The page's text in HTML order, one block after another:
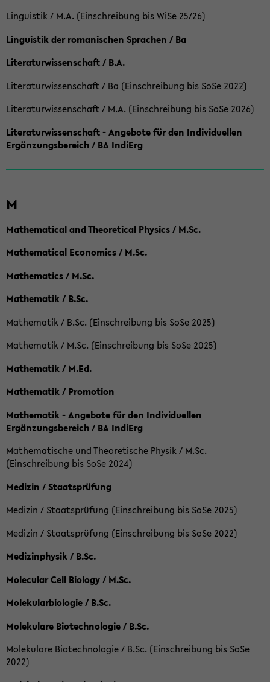
Linguistik / M.A. (Einschreibung bis WiSe 25/26)
Linguistik der romanischen Sprachen / Ba
Literaturwissenschaft / B.A.
Literaturwissenschaft / Ba (Einschreibung bis SoSe 2022)
Literaturwissenschaft / M.A. (Einschreibung bis SoSe 2026)
Literaturwissenschaft - Angebote für den Individuellen
Ergänzungsbereich / BA IndiErg
M
Mathematical and Theoretical Physics / M.Sc.
Mathematical Economics / M.Sc.
Mathematics / M.Sc.
Mathematik / B.Sc.
Mathematik / B.Sc. (Einschreibung bis SoSe 2025)
Mathematik / M.Sc. (Einschreibung bis SoSe 2025)
Mathematik / M.Ed.
Mathematik / Promotion
Mathematik - Angebote für den Individuellen
Ergänzungsbereich / BA IndiErg
Mathematische und Theoretische Physik / M.Sc.
(Einschreibung bis SoSe 2024)
Medizin / Staatsprüfung
Medizin / Staatsprüfung (Einschreibung bis SoSe 2025)
Medizin / Staatsprüfung (Einschreibung bis SoSe 2022)
Medizinphysik / B.Sc.
Molecular Cell Biology / M.Sc.
Molekularbiologie / B.Sc.
Molekulare Biotechnologie / B.Sc.
Molekulare Biotechnologie / B.Sc. (Einschreibung bis SoSe
2022)